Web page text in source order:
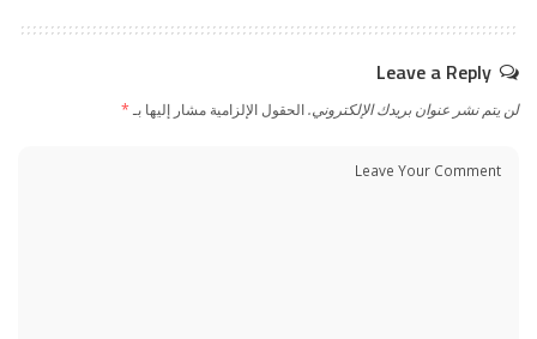
Leave a Reply
لن يتم نشر عنوان بريدك الإلكتروني.الحقول الإلزامية مشار إليها بـ*